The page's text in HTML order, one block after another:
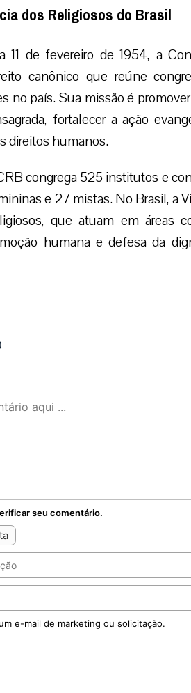
dos Religiosos do Brasil
11 de fevereiro de 1954, a
canônico que reúne
no país. Sua missão é
fortalecer a ação
direitos humanos.
congrega 525 institutos e
e 27 mistas. No Brasil, a
que atuam em áreas
humana e defesa da
seu comentário.
e-mail de marketing ou solicitação.